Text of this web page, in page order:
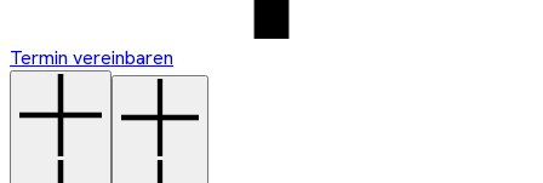
Termin vereinbaren